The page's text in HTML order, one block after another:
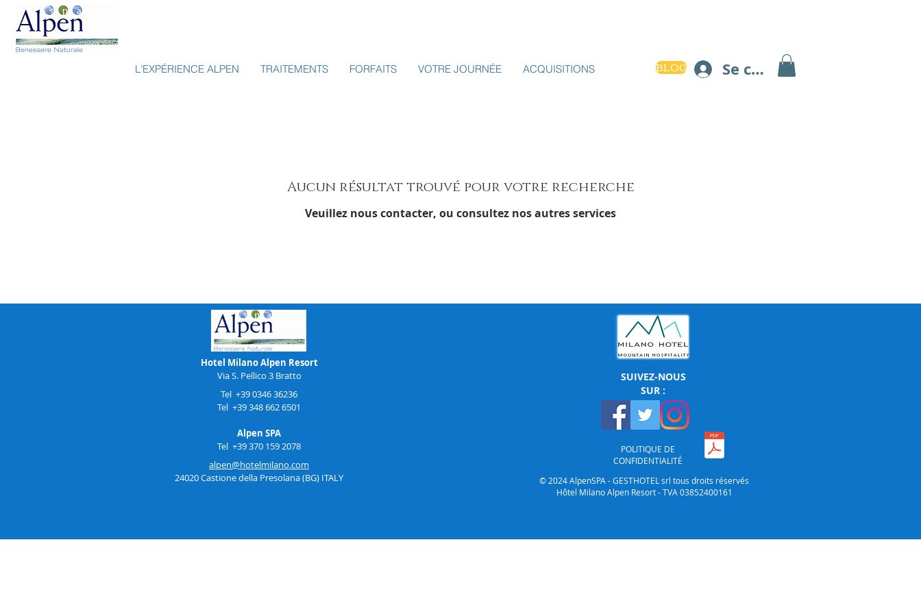
L'EXPÉRIENCE ALPEN TRAITEMENTS FORFAITS VOTRE JOURNÉE ACQUISITIONS BLOG Se connecter
Aucun résultat trouvé pour votre recherche
Veuillez nous contacter, ou consultez nos autres services
Hotel Milano Alpen Resort
Via S. Pellico 3 Bratto
Tel +39 0346 36236
Tel +39 348 662 6501
Alpen SPA
Tel +39 370 159 2078
alpen@hotelmilano.com
24020 Castione della Presolana (BG) ITALY
SUIVEZ-NOUS
SUR :
POLITIQUE DE
CONFIDENTIALITÉ
© 2024 AlpenSPA - GESTHOTEL srl tous droits réservés
Hôtel Milano Alpen Resort - TVA 03852400161